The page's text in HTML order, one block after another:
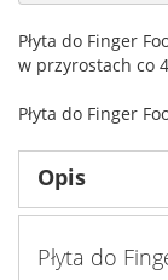
Płyta do Finger
w przyrostach co 4
Płyta do Finger
Opis
Płyta do